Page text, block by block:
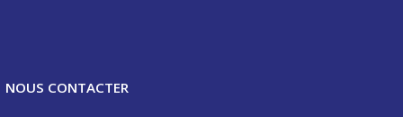
NOUS CONTACTER